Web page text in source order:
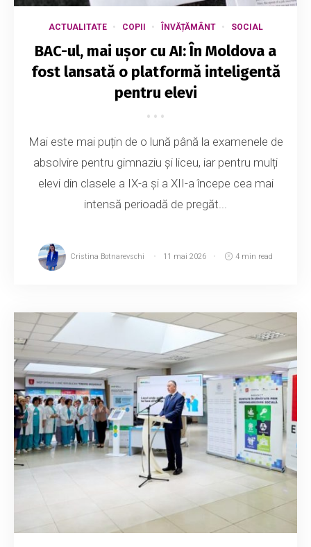
ACTUALITATE COPII ÎNVĂȚĂMÂNT SOCIAL
BAC-ul, mai ușor cu AI: În Moldova a
fost lansată o platformă inteligentă
pentru elevi
Mai este mai puțin de o lună până la examenele de
absolvire pentru gimnaziu și liceu, iar pentru mulți
elevi din clasele a IX-a și a XII-a începe cea mai
intensă perioadă de pregăt...
Cristina Botnarevschi 11 mai 2026 4 min read